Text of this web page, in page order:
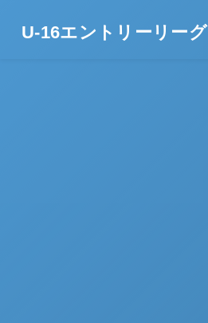
U-16エントリーリーグ